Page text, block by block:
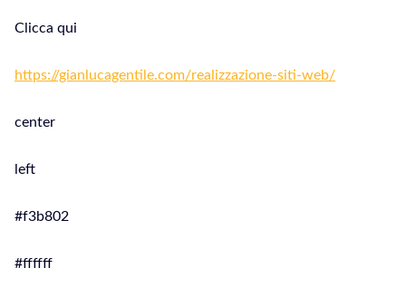
Clicca qui
https://gianlucagentile.com/realizzazione-siti-web/
center
left
#f3b802
#ffffff